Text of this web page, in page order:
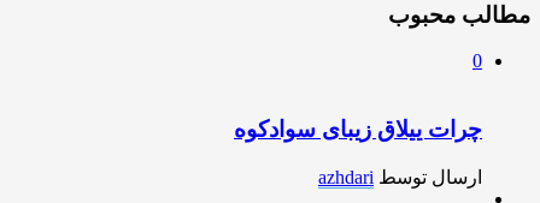
مطالب محبوب
0
چرات ییلاق زیبای سوادکوه
ارسال توسط azhdari